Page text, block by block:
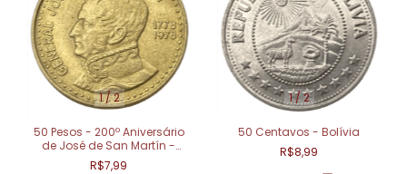
1/2
50 Pesos - 200º Aniversário
de José de San Martín -
Argentina (1978)
R$7,99
1/2
50 Centavos - Bolívia
R$8,99